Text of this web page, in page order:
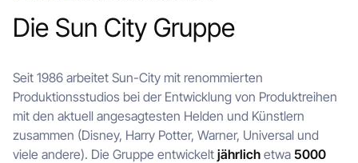
Die Sun City Gruppe
Seit 1986 arbeitet Sun-City mit renommierten
Produktionsstudios bei der Entwicklung von Produktreihen
mit den aktuell angesagtesten Helden und Künstlern
zusammen (Disney, Harry Potter, Warner, Universal und
viele andere). Die Gruppe entwickelt jährlich etwa 5000